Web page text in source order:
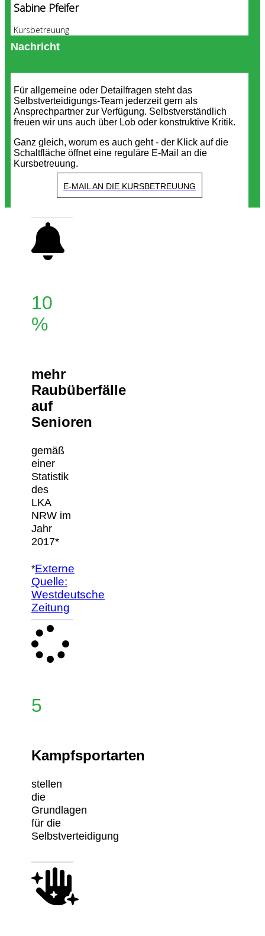
Sabine Pfeifer
Kursbetreuung
Nachricht
Für allgemeine oder Detailfragen steht das
Selbstverteidigungs-Team jederzeit gern als
Ansprechpartner zur Verfügung. Selbstverständlich
freuen wir uns auch über Lob oder konstruktive Kritik.
Ganz gleich, worum es auch geht - der Klick auf die
Schaltfläche öffnet eine reguläre E-Mail an die
Kursbetreuung.
E-MAIL AN DIE KURSBETREUUNG
10
%
mehr
Raubüberfälle
auf
Senioren
gemäß
einer
Statistik
des
LKA
NRW im
Jahr
2017*
*Externe
Quelle:
Westdeutsche
Zeitung
5
Kampfsportarten
stellen
die
Grundlagen
für die
Selbstverteidigung